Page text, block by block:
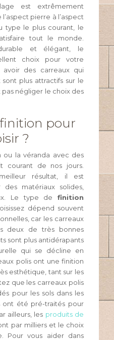
est extrêmement
pierre à l’aspect
type le plus courant, le
tout le monde.
et élégant, le
choix pour votre
avoir des carreaux qui
plus attractifs sur le
négliger le choix des
pour
?
ou la véranda avec des
courant de nos jours.
résultat, il est
matériaux solides,
Le type de finition
dépend souvent
car les carreaux
deux de très bonnes
sont plus antidérapants
qui se décline en
polis ont une finition
esthétique, tant sur les
que les carreaux polis
pour les sols dans les
ont été pré-traités pour
ailleurs, les produits de
par milliers et le choix
Pour vous aider dans